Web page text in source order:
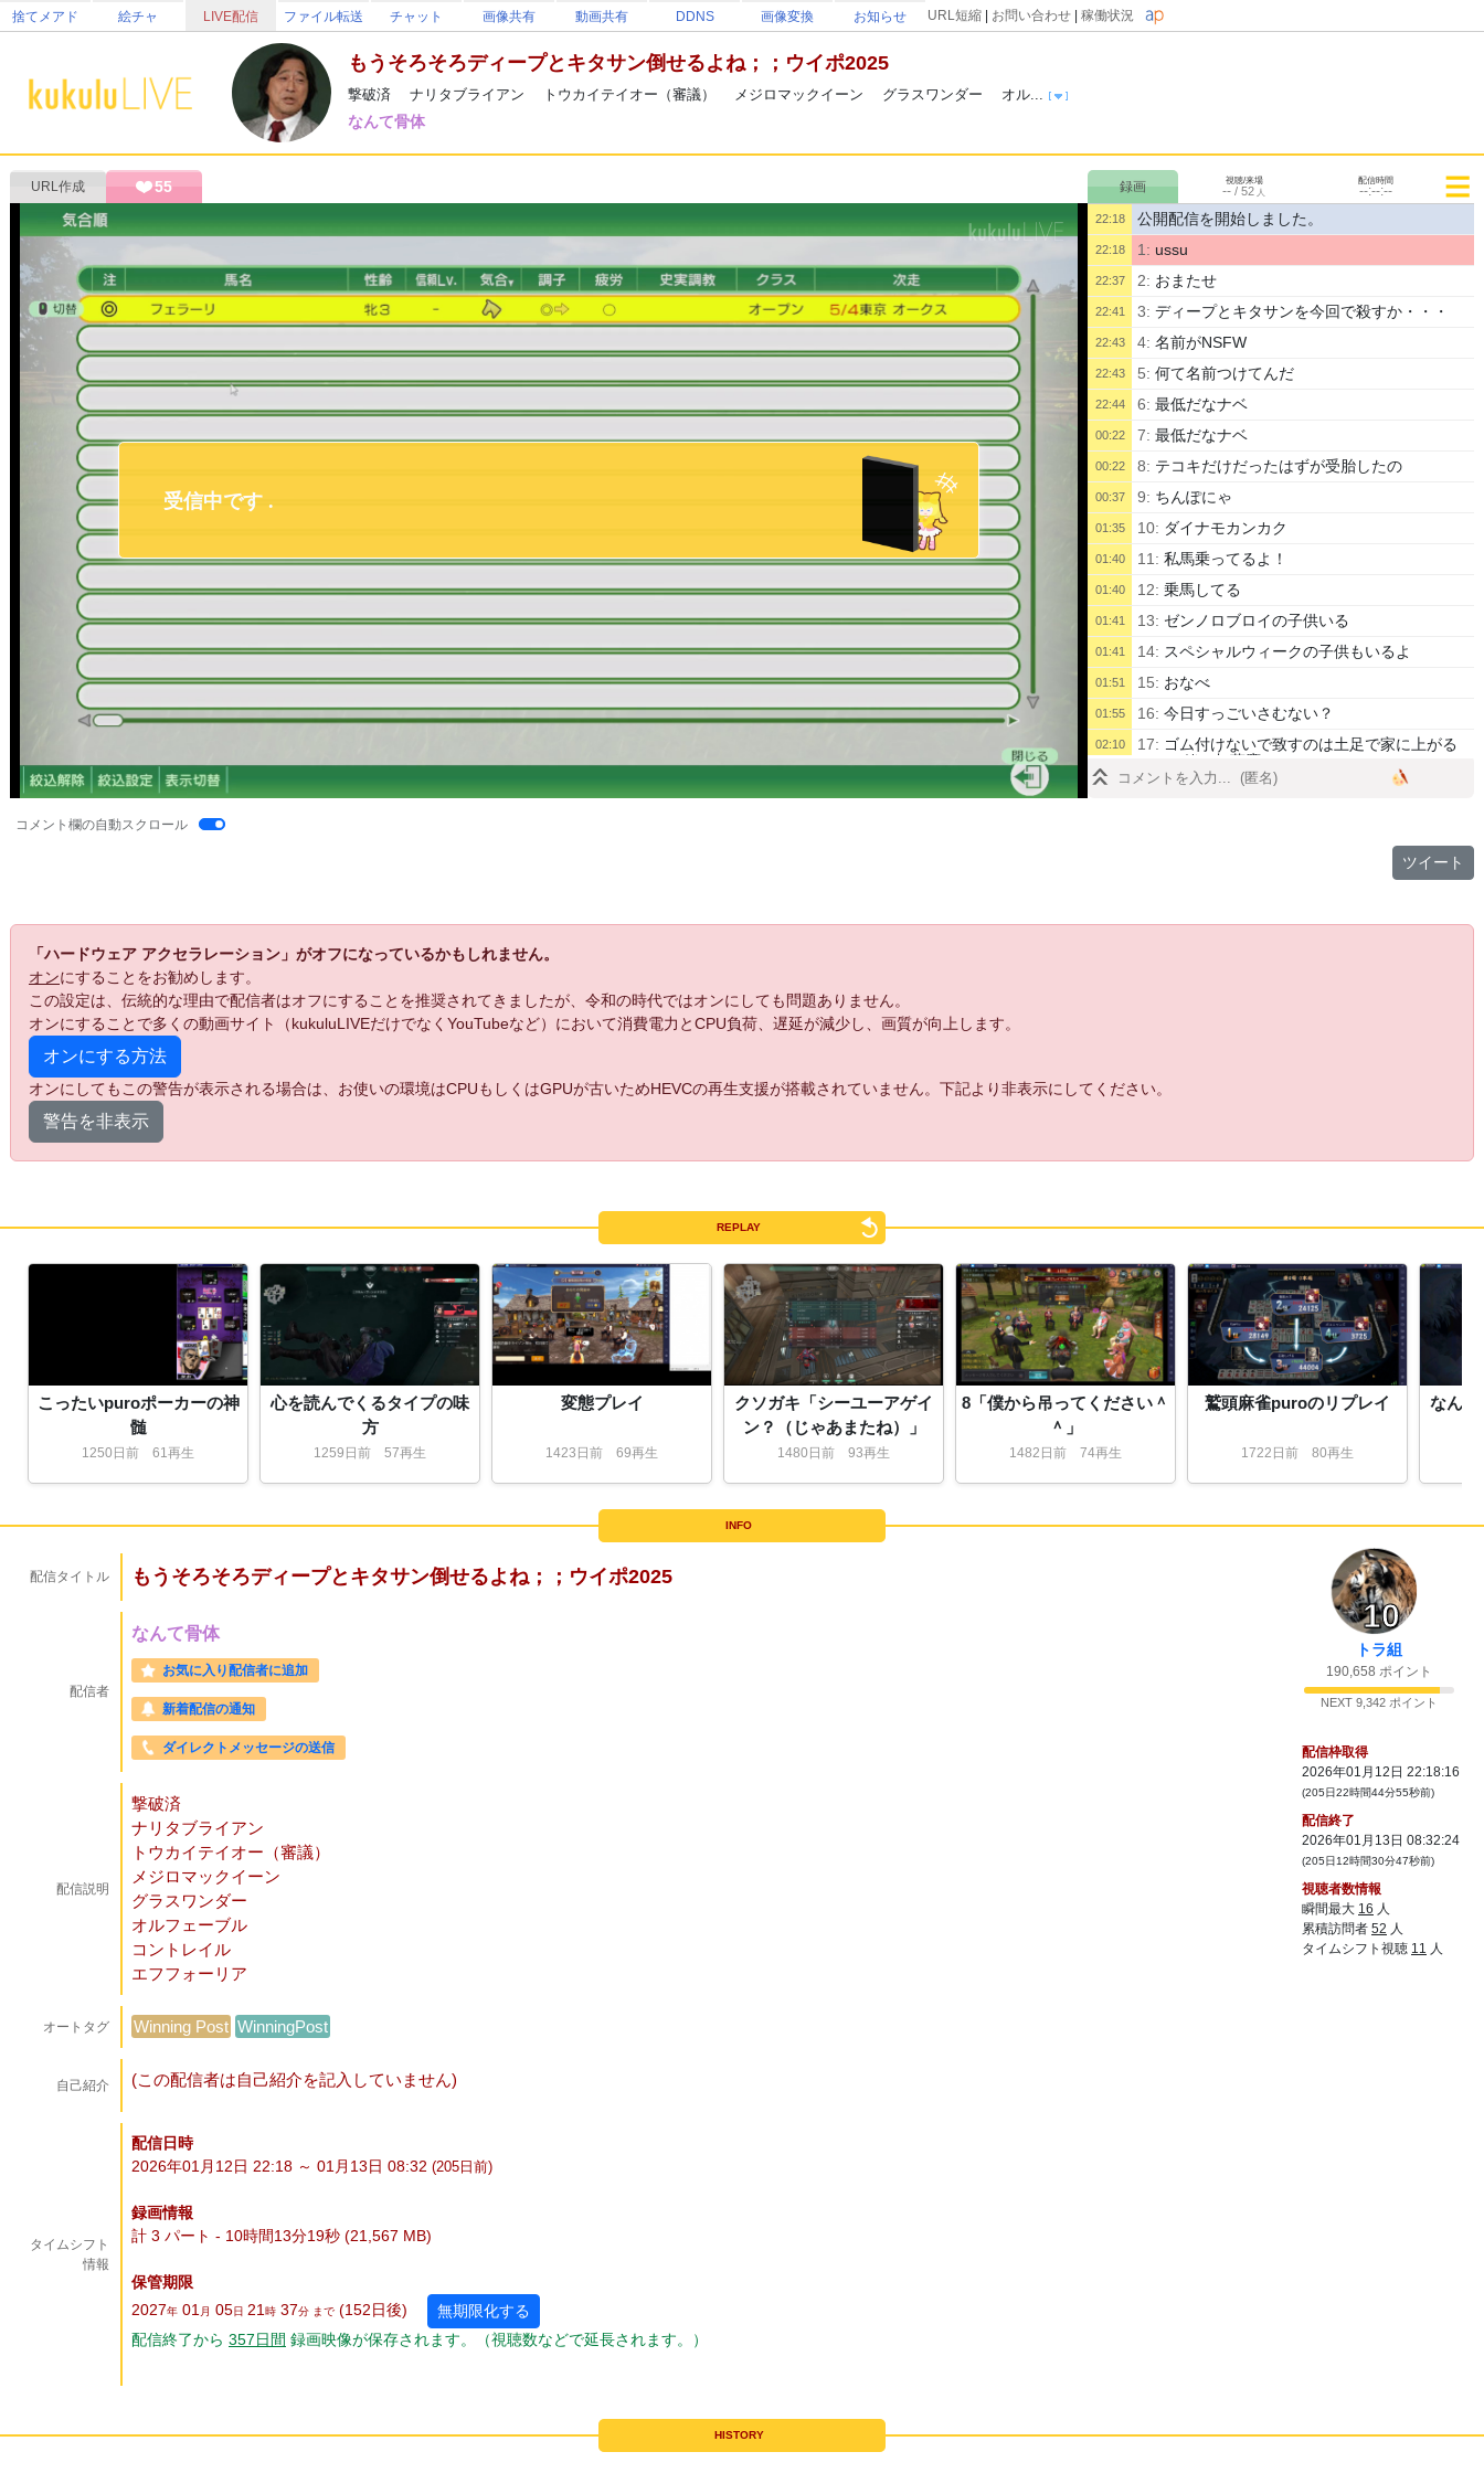
捨てメアド 絵チャ LIVE配信 ファイル転送 チャット 画像共有 動画共有 DDNS 画像変換 お知らせ URL短縮 お問い合わせ 稼働状況
もうそろそろディープとキタサン倒せるよね；；ウイポ2025
撃破済 ナリタブライアン トウカイテイオー（審議） メジロマックイーン グラスワンダー オル...
なんて骨体
URL作成 55 視聴/来場
-- / 52 人
配信時間
--:--:--
22:18 公開配信を開始しました。
22:18 1: ussu
22:37 2: おまたせ
22:41 3: ディープとキタサンを今回で殺すか・・・
22:43 4: 名前がNSFW
22:43 5: 何て名前つけてんだ
22:44 6: 最低だなナベ
00:22 7: 最低だなナベ
00:22 8: テコキだけだったはずが受胎したの
00:37 9: ちんぽにゃ
01:35 10: ダイナモカンカク
01:40 11: 私馬乗ってるよ！
01:40 12: 乗馬してる
01:41 13: ゼンノロブロイの子供いる
01:41 14: スペシャルウィークの子供もいるよ
01:51 15: おなべ
01:55 16: 今日すっごいさむない？
02:10 17: ゴム付けないで致すのは土足で家に上がる
のと一緒 加藤鷹
04:34 28:
05:05 30:そらそうよ
05:24 32:ジャップ出るかぁ
05:25 34: 今日は機嫌いいね
05:25 35: ウオッカおったで
05:26 36: 急に機嫌わるなったね
05:27 37:DLCかうよ
05:35 38:ハヤメの判断
馬の牧草にプロテイン混ぜ込んだら強くな
リムワールドで鶏より馬肉のが効率が良い
って話で馬育てて食ってるわ
けど馬用の麻薬的なの開発されててもおか
鞭でケツ打つ回数が変動してるとかバカげ
連続ケツ叩きが5回までに変化したらしい
コメント欄の自動スクロール
ツイート
「ハードウェア アクセラレーション」がオフになっているかもしれません。
オンにすることをお勧めします。
この設定は、伝統的な理由で配信者はオフにすることを推奨されてきましたが、令和の時代ではオンにしても問題ありません。
オンにすることで多くの動画サイト（kukuluLIVEだけでなくYouTubeなど）において消費電力とCPU負荷、遅延が減少し、画質が向上します。
オンにする方法
オンにしてもこの警告が表示される場合は、お使いの環境はCPUもしくはGPUが古いためHEVCの再生支援が搭載されていません。下記より非表示にしてください。
警告を非表示
REPLAY
こったいpuroポーカーの神
髄
1250 日 前 61再生
心を読んでくるタイプの味
方
1259 日 前 57再生
変態プレイ
1423 日 前 69再生
クソガキ「シーユーアゲイ
ン？（じゃあまたね）」
1480 日 前 93再生
8「僕から吊ってください＾
＾」
1482 日 前 74再生
鷲頭麻雀puroのリプレイ
1722 日 前 80再生
なんと
INFO
配信タイトル もうそろそろディープとキタサン倒せるよね；；ウイポ2025
配信者
なんて骨体
お気に入り配信者に追加
新着配信の通知
ダイレクトメッセージの送信
配信説明
撃破済
ナリタブライアン
トウカイテイオー（審議）
メジロマックイーン
グラスワンダー
オルフェーブル
コントレイル
エフフォーリア
オートタグ Winning Post WinningPost
自己紹介 (この配信者は自己紹介を記入していません)
タイムシフト
情報
配信日時
2026年01月12日 22:18 ～ 01月13日 08:32 (205 日 前)
録画情報
計 3 パート - 10時間13分19秒 (21,567 MB)
保管期限
2027年 01月 05日 21時 37分 まで (152日後)
無期限化する
配信終了から 357日間 録画映像が保存されます。（視聴数などで延長されます。）
10
トラ組
190,658 ポイント
NEXT 9,342 ポイント
配信枠取得
2026年01月12日 22:18:16
(205日22時間44分55秒前)
配信終了
2026年01月13日 08:32:24
(205日12時間30分47秒前)
視聴者数情報
瞬間最大 16 人
累積訪問者 52 人
タイムシフト視聴 11 人
HISTORY